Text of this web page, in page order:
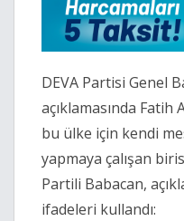
DEVA Partisi Genel
açıklamasında Fatih
bu ülke için kendi
yapmaya çalışan
Partili Babacan,
ifadeleri kullandı: